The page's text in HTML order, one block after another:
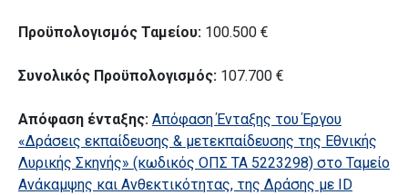
Προϋπολογισμός Ταμείου: 100.500 €
Συνολικός Προϋπολογισμός: 107.700 €
Απόφαση ένταξης: Απόφαση Ένταξης του Έργου
«Δράσεις εκπαίδευσης & μετεκπαίδευσης της Εθνικής
Λυρικής Σκηνής» (κωδικός ΟΠΣ ΤΑ 5223298) στο Ταμείο
Ανάκαμψης και Ανθεκτικότητας, της Δράσης με ID